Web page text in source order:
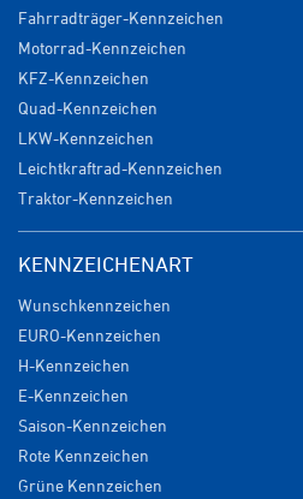
Fahrradträger-Kennzeichen
Motorrad-Kennzeichen
KFZ-Kennzeichen
Quad-Kennzeichen
LKW-Kennzeichen
Leichtkraftrad-Kennzeichen
Traktor-Kennzeichen
KENNZEICHENART
Wunschkennzeichen
EURO-Kennzeichen
H-Kennzeichen
E-Kennzeichen
Saison-Kennzeichen
Rote Kennzeichen
Grüne Kennzeichen